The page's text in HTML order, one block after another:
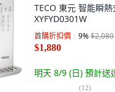
TECO 東元 智能瞬
XYFYD0301W
首購折扣價 9%$2,080
$1,880
明天 8/9 (日) 預計送
(12)